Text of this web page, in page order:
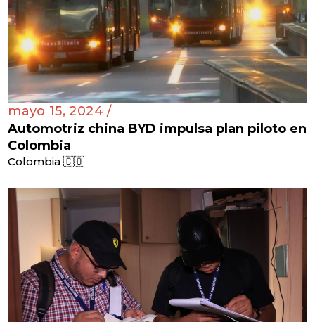
mayo 15, 2024 /
Automotriz china BYD impulsa plan piloto en
Colombia
Colombia 🇨🇴